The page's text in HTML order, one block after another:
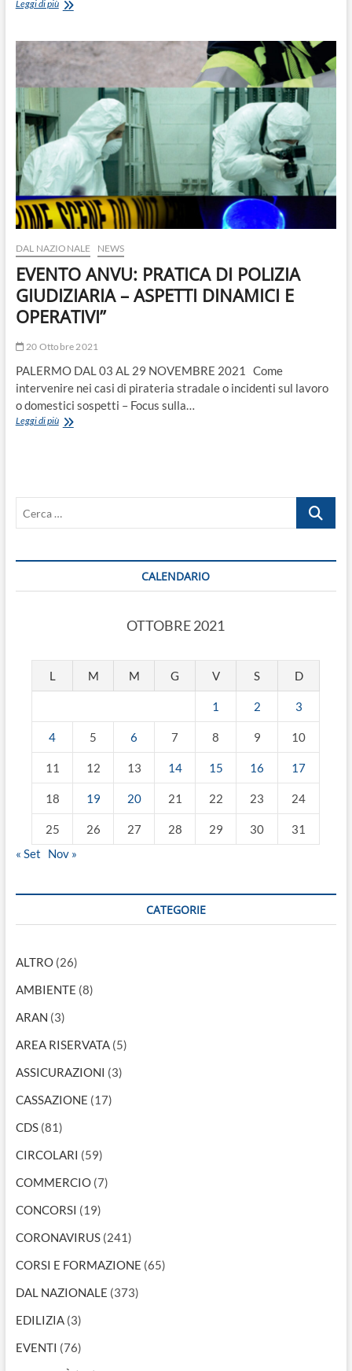
Leggi di piùLA
SEQUESTRO
E’NECESSARIA
DOPO
LA
PERQUISIZIONE
ORDINATA
DAL
SE
NON
C’E’
INDICAZIONE
DI
COSA
SEQUESTRARE
DAL NAZIONALE NEWS
EVENTO ANVU: PRATICA DI POLIZIA
GIUDIZIARIA – ASPETTI DINAMICI E
OPERATIVI”
20 Ottobre 2021
PALERMO DAL 03 AL 29 NOVEMBRE 2021 Come
intervenire nei casi di pirateria stradale o incidenti sul lavoro
o domestici sospetti – Focus sulla…
Leggi di piùEVENTO
ASPETTI
OPERATIVI”
Cerca
CALENDARIO
OTTOBRE 2021
L M M G V S D
1 2 3
4 5 6 7 8 9 10
11 12 13 14 15 16 17
18 19 20 21 22 23 24
25 26 27 28 29 30
31
« Set
Nov »
CATEGORIE
ALTRO(26)
AMBIENTE (8)
ARAN (3)
AREA RISERVATA(5)
ASSICURAZIONI (3)
CASSAZIONE (17)
CDS(81)
CIRCOLARI (59)
COMMERCIO(7)
CONCORSI (19)
CORONAVIRUS(241)
CORSI E FORMAZIONE (65)
DAL NAZIONALE (373)
EDILIZIA(3)
EVENTI (76)